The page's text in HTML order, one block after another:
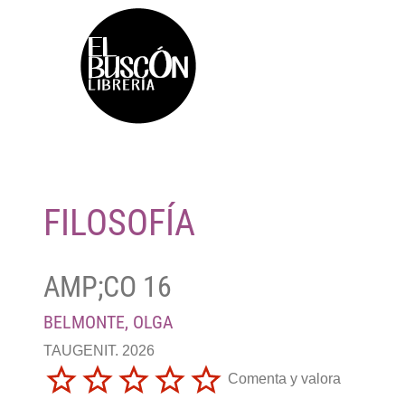
FILOSOFÍA
AMP;CO 16
BELMONTE, OLGA
TAUGENIT. 2026
Comenta y valora